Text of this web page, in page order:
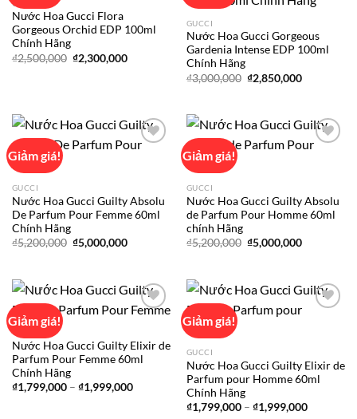
wishlist
GUCCI
Nước Hoa Gucci Flora
Gorgeous Orchid EDP 100ml
Chính Hãng
₫2,500,000 Giá
gốc
₫2,300,000Giá
GUCCI
Nước Hoa Gucci Gorgeous
Gardenia Intense EDP 100ml
Chính Hãng
₫3,000,000 Giá
gốc
₫2,850,000Giá
Giảm giá!
GUCCI
Nước Hoa Gucci Guilty Absolu
De Parfum Pour Femme 60ml
Chính Hãng
₫5,200,000 Giá
gốc
₫5,000,000Giá
₫5,000,000.
Giảm giá!
GUCCI
Nước Hoa Gucci Guilty Absolu
de Parfum Pour Homme 60ml
chính Hãng
₫5,200,000 Giá
gốc
₫5,000,000Giá
Giảm giá!
Add to
wishlist
GUCCI
Nước Hoa Gucci Guilty Elixir de
Parfum Pour Femme 60ml
Chính Hãng
₫1,799,000 – ₫1,999,000Khoảng
Giảm giá!
GUCCI
Nước Hoa Gucci Guilty Elixir de
Parfum pour Homme 60ml
Chính Hãng
₫1,799,000 – ₫1,999,000Khoảng